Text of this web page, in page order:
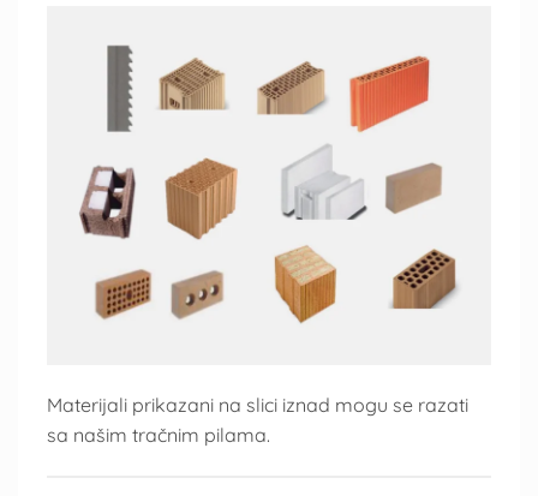
Materijali prikazani na slici iznad mogu se razati
sa našim tračnim pilama.